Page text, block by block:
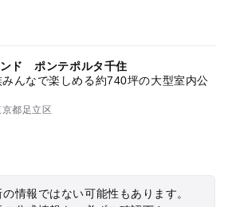
ド ポンテポルタ千住
みんなで楽しめる約740坪の大型室内公
京都足立区
情報ではない可能性もあります。